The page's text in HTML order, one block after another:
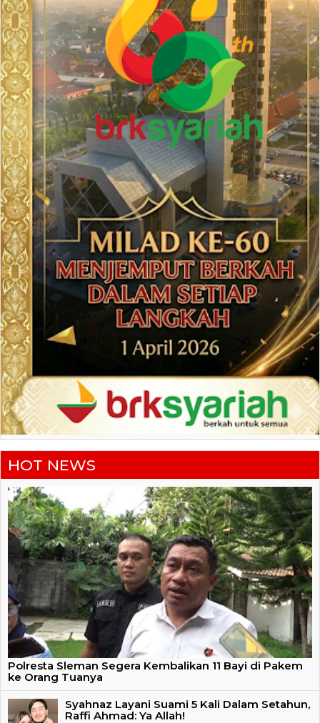
HOT NEWS
Polresta Sleman Segera Kembalikan 11 Bayi di Pakem
ke Orang Tuanya
Syahnaz Layani Suami 5 Kali Dalam Setahun,
Raffi Ahmad: Ya Allah!